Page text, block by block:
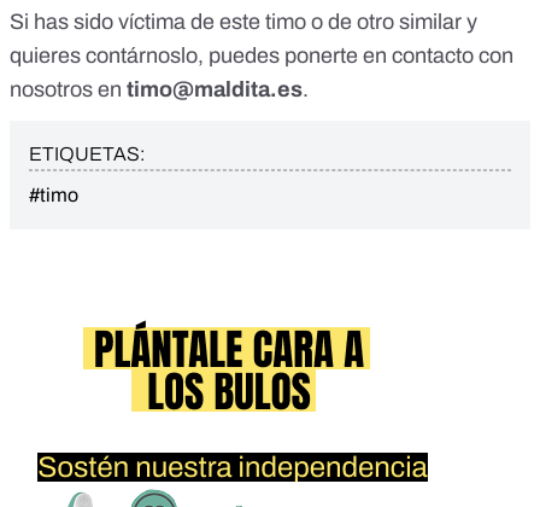
Si has sido víctima de este timo o de otro similar y
quieres contárnoslo, puedes ponerte en contacto con
nosotros en timo@maldita.es.
ETIQUETAS:
#timo